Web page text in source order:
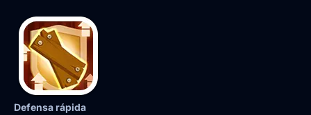
Defensa rápida